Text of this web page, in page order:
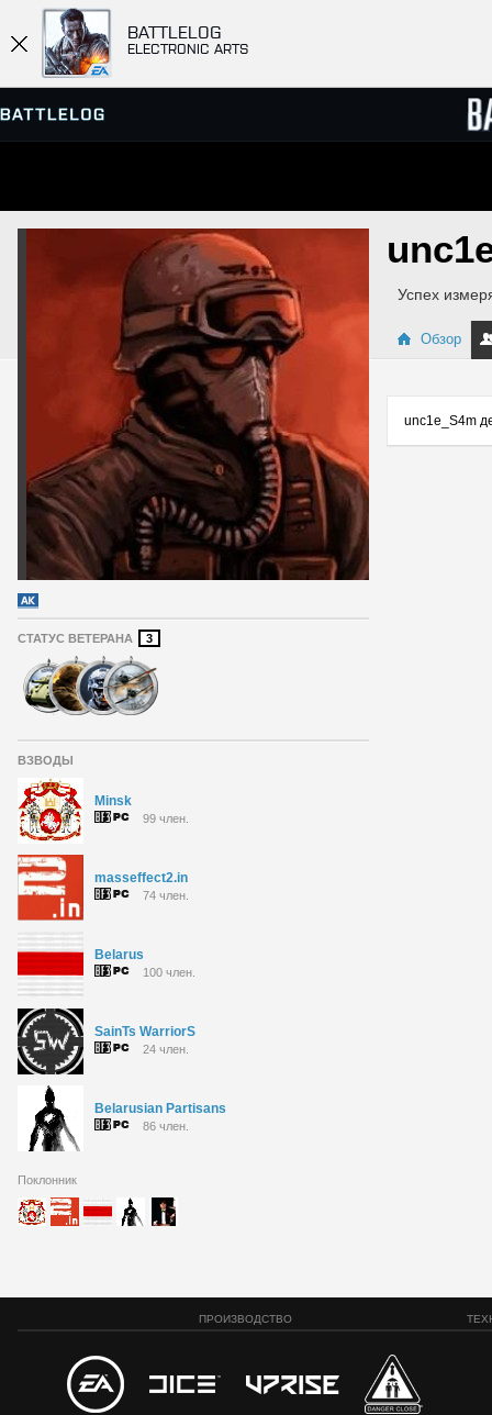
BATTLELOG
ELECTRONIC ARTS
ПРОСМОТР СЕРВЕРОВ
СТАТУС ВЕТЕРАНА 3
ВЗВОДЫ
Minsk
99 член.
masseffect2.in
74 член.
Belarus
100 член.
SainTs WarriorS
24 член.
Belarusian Partisans
86 член.
Поклонник
Успех
Обзор
unc1e_S4m
ПРОИЗВОДСТВО